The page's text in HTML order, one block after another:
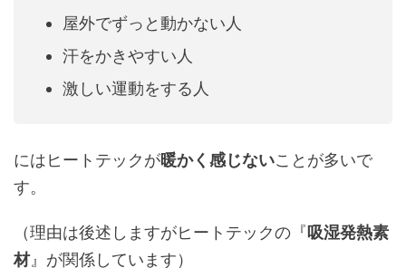
屋外でずっと動かない人
汗をかきやすい人
激しい運動をする人
にはヒートテックが暖かく感じないことが多いで
す。
（理由は後述しますがヒートテックの『 吸湿発熱素
材』が関係しています）